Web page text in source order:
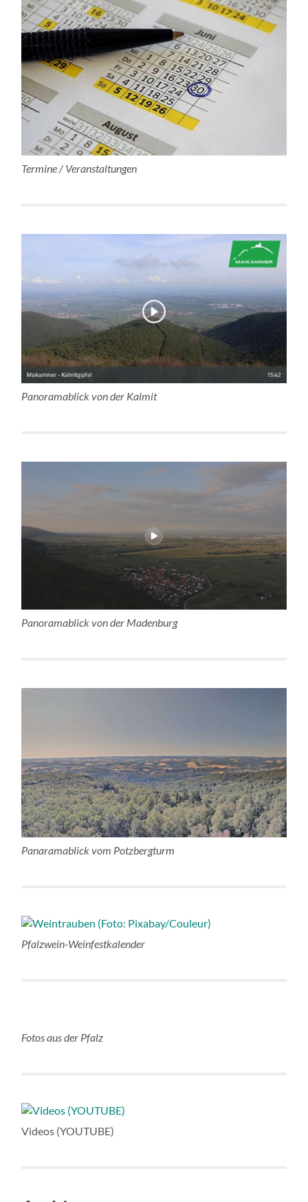
Termine / Veranstaltungen
Panoramablick von der Kalmit
Panoramablick von der Madenburg
Panaramablick vom Potzbergturm
Pfalzwein-Weinfestkalender
Fotos aus der Pfalz
Videos (YOUTUBE)